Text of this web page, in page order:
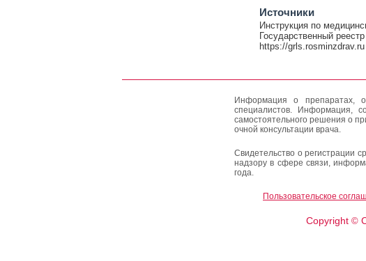
Источники
Инструкция по
Государственный
https://grls.rosminzdrav.ru
Информация о препаратах,
специалистов. Информация,
самостоятельного решения о
очной консультации врача.
Свидетельство о
надзору в сфере связи,
года.
Пользовательское
Copyright ©